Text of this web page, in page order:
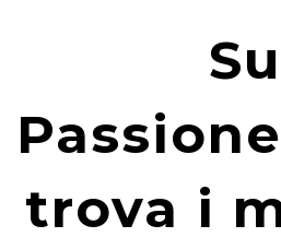
Su
trova i